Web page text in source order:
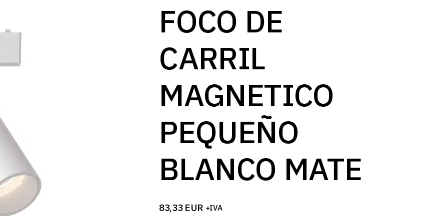
FAQs
Proyectos
Zona de inspiración
Blog
FOCO DE
CARRIL
MAGNETICO
PEQUEÑO
BLANCO MATE
83,33 EUR +IVA